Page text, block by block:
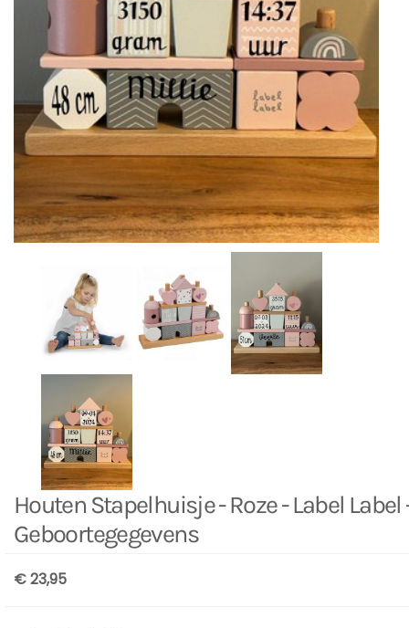
Houten Stapelhuisje - Roze - Label Label
Geboortegegevens
€ 23,95